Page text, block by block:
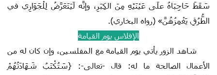
سَقَطَ حَاجِبَاهُ علَى عَيْنَيْهِ مِنَ الكِبَرِ، وإنَّه لَيَتَعَرَّضُ لِلْجَوَارِي في
الطُّرُقِ يَغْمِزُهُنَّ» (رواه البخاري).
الإفلاس يوم القيامة
شاهد الزور يأتي يوم القيامة مع المفلسين، وإن كان له من
الأعمال الصالحة ما له: قال -تعالى-: {سَتُكْتَبُ شَهَادَتُهُمْ